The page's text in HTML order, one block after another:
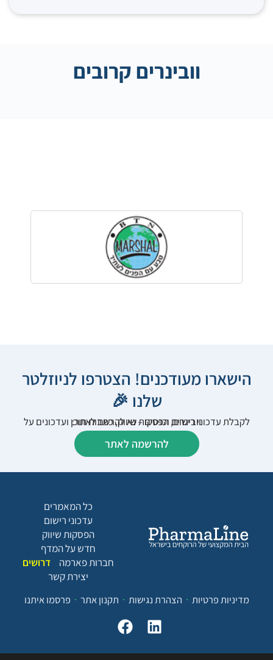
וובינרים קרובים
הישארו מעודכנים! הצטרפו לניוזלטר
שלנו 🎉
לקבלת עדכוני רישום, הפסקות שיווק, כתבות תוכן ועדכונים על וובינרים וכנסים – נא להרשם לאתר:
להרשמה לאתר
כל המאמרים
עדכוני רישום
הפסקות שיווק
חדש על המדף
חברות פארמה
דרושים
יצירת קשר
מדיניות פרטיות
הצהרת נגישות תקנון אתר פרסמו איתנו